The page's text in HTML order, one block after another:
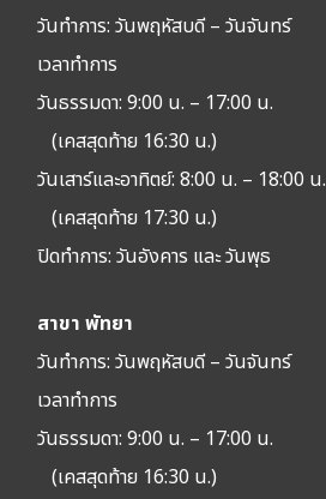
วันทำการ: วันพฤหัสบดี – วันจันทร์
เวลาทำการ
วันธรรมดา: 9:00 น. – 17:00 น.
(เคสสุดท้าย 16:30 น.)
วันเสาร์และอาทิตย์: 8:00 น. – 18:00 น.
(เคสสุดท้าย 17:30 น.)
ปิดทำการ:วันอังคาร และ วันพุธ
สาขา พัทยา
วันทำการ: วันพฤหัสบดี – วันจันทร์
เวลาทำการ
วันธรรมดา: 9:00 น. – 17:00 น.
(เคสสุดท้าย 16:30 น.)